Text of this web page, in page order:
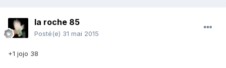
la roche 85
Posté(e) 31 mai 2015
+1 jojo 38